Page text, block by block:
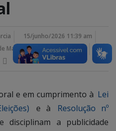
15/junho/2026 11:39 am
Mato Grosso do Sul
e em cumprimento à Lei
e à
Resolução nº
disciplinam a publicidade